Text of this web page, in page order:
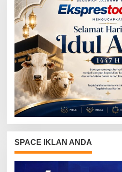
SPACE IKLAN ANDA